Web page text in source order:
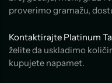
proverimo gramažu,
Kontaktirajte Platinum
želite da uskladimo
kupujete napamet.